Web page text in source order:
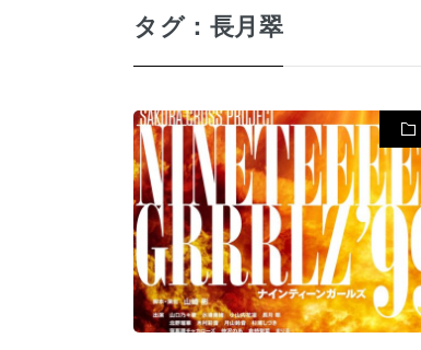
タグ：長月翠